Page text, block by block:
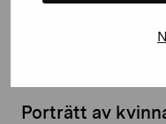
Porträtt av